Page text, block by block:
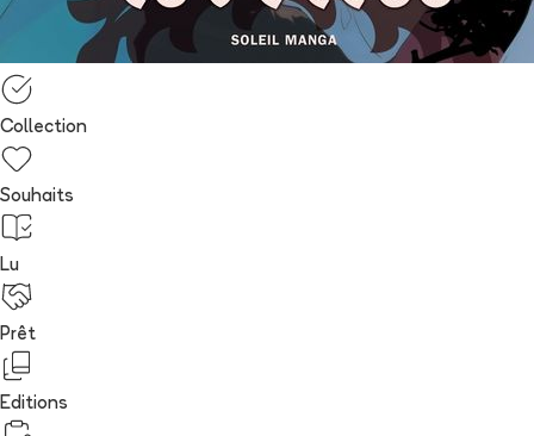
Collection
Souhaits
Lu
Prêt
Editions